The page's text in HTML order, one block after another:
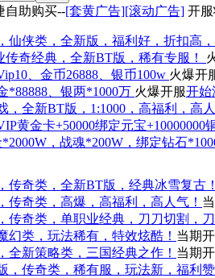
自助购买--[套黄广告][滚动广告] 开
仙侠类，全新版，福利好，折扣高
传奇经典，全新BT版，稀有专服！
、金币26888、银币100w 火爆开
*88888、银两*1000万 火爆开服开始
，全新BT版，1:1000，高福利，高
黄金卡+50000绑定元宝+10000000
*2000W，战魂*200W，绑定钻石
传奇类，全新BT版，经典冰雪复古
传奇类，高爆，高福利，高人气！
传奇类，单职业经典，刀刀切割，
幻类，玩法稀有，特效炫酷！ 当期
全新策略类，三国经典之作！ 当期
，传奇类，稀有服，玩法新，福利